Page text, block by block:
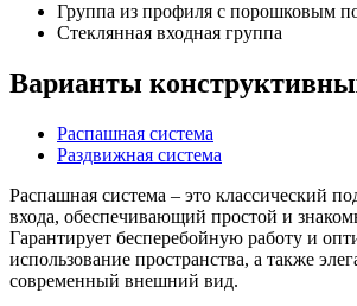
Группа из профиля с порошковым
Стеклянная входная группа
Варианты
Распашная система
Раздвижная система
Распашная система – это классический
входа, обеспечивающий простой и
Гарантирует бесперебойную работу и
использование пространства, а также
современный внешний вид.